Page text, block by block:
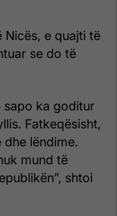
Nicës, e quajti të
se do të
sapo ka goditur
Fatkeqësisht,
lëndime.
mund të
shtoi